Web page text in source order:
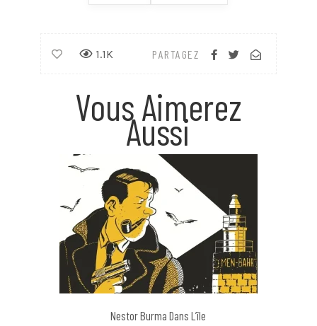
PARTAGEZ
1.1K
Vous Aimerez
Aussi
Nestor Burma Dans L’île